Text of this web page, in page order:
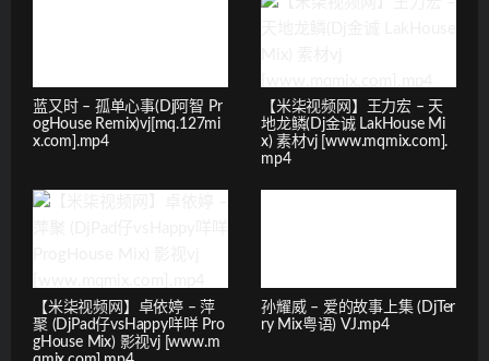
蓝又时 – 孤单心事(Dj阿智 Pr
ogHouse Remix)vj[mq.127mi
x.com].mp4
【米柒视频网】王力宏 – 天
地龙鳞(Dj金诚 LakHouse Mi
x) 素材vj [www.mqmix.com].
mp4
【米柒视频网】卓依婷 – 萍
聚 (DjPad仔vsHappy咩咩 Pro
gHouse Mix) 影视vj [www.m
孙耀威 – 爱的故事上集 (DjTer
ry Mix粤语) VJ.mp4